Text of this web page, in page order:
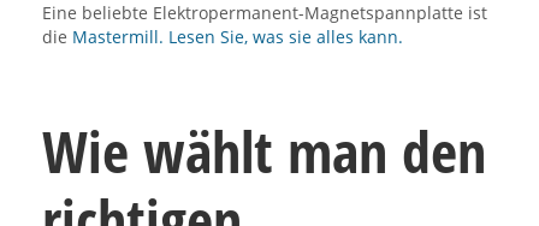
Eine beliebte Elektropermanent-Magnetspannplatte ist
die Mastermill. Lesen Sie, was sie alles kann.
Wie wählt man den